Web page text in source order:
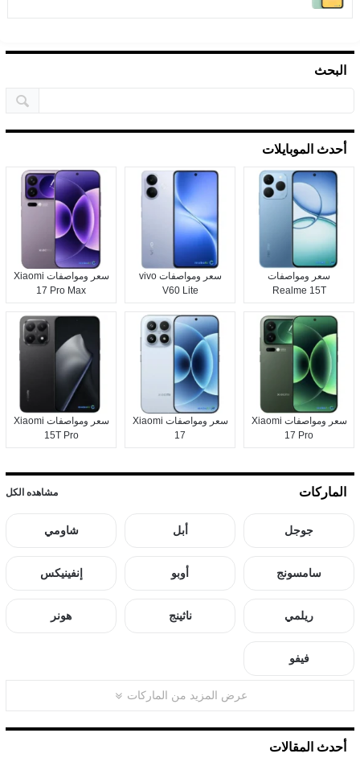
البحث
أحدث الموبايلات
سعر ومواصفات
Realme 15T
سعر ومواصفات vivo
V60 Lite
سعر ومواصفات Xiaomi
17 Pro Max
سعر ومواصفات Xiaomi
17 Pro
سعر ومواصفات Xiaomi
17
سعر ومواصفات Xiaomi
15T Pro
الماركات مشاهده الكل
جوجل أبل شاومي
سامسونج أوبو إنفينيكس
ريلمي ناثينج هونر
فيفو
عرض المزيد من الماركات
أحدث المقالات